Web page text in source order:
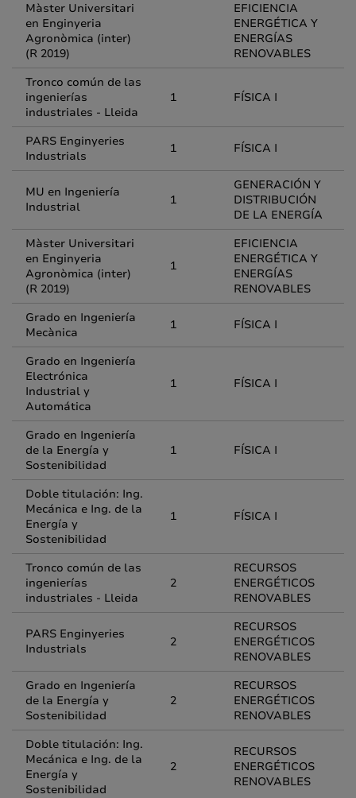
Màster Universitari
en Enginyeria
Agronòmica (inter)
(R 2019)
EFICIENCIA
ENERGÉTICA Y
ENERGÍAS
RENOVABLES
Tronco común de las
ingenierías
industriales - Lleida
1 FÍSICA I
PARS Enginyeries
Industrials
1 FÍSICA I
MU en Ingeniería
Industrial
1
GENERACIÓN Y
DISTRIBUCIÓN
DE LA ENERGÍA
Màster Universitari
en Enginyeria
Agronòmica (inter)
(R 2019)
1
EFICIENCIA
ENERGÉTICA Y
ENERGÍAS
RENOVABLES
Grado en Ingeniería
Mecànica
1 FÍSICA I
Grado en Ingeniería
Electrónica
Industrial y
Automática
1 FÍSICA I
Grado en Ingeniería
de la Energía y
Sostenibilidad
1 FÍSICA I
Doble titulación: Ing.
Mecánica e Ing. de la
Energía y
Sostenibilidad
1 FÍSICA I
Tronco común de las
ingenierías
industriales - Lleida
2
RECURSOS
ENERGÉTICOS
RENOVABLES
PARS Enginyeries
Industrials
2
RECURSOS
ENERGÉTICOS
RENOVABLES
Grado en Ingeniería
de la Energía y
Sostenibilidad
2
RECURSOS
ENERGÉTICOS
RENOVABLES
Doble titulación: Ing.
Mecánica e Ing. de la
Energía y
Sostenibilidad
2
RECURSOS
ENERGÉTICOS
RENOVABLES